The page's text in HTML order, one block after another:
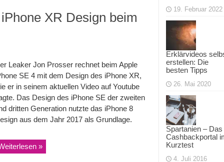
XR Design beim
Leaker Jon Prosser rechnet beim Apple
SE 4 mit dem Design des iPhone XR,
er in seinem aktuellen Video auf Youtube
Das Design des iPhone SE der zweiten
dritten Generation nutzte das iPhone 8
aus dem Jahr 2017 als Grundlage.
»
19. Februar 2022
Erklärvideos
erstellen: Die
besten Tipps
26. Mai 2020
Spartanien – Das
Cashbackportal
Kurztest
4. Juli 2016